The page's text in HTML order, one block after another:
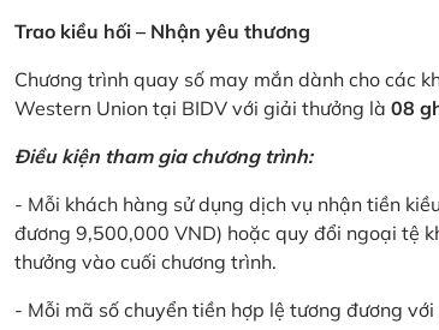
Trao kiều hối – Nhận yêu thương
Chương trình quay số may mắn dành cho các
Western Union tại BIDV với giải thưởng là 08
Điều kiện tham gia chương trình:
- Mỗi khách hàng sử dụng dịch vụ nhận tiền
đương 9,500,000 VND) hoặc quy đổi ngoại tệ
thưởng vào cuối chương trình.
- Mỗi mã số chuyển tiền hợp lệ tương đương